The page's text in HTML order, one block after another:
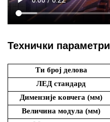
Технички параметри
Ти број делова
ЛЕД стандард
Димензије ковчега (мм)
Величина модула (мм)